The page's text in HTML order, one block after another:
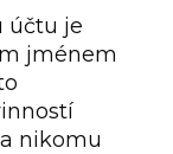
účtu je
jménem
nikomu